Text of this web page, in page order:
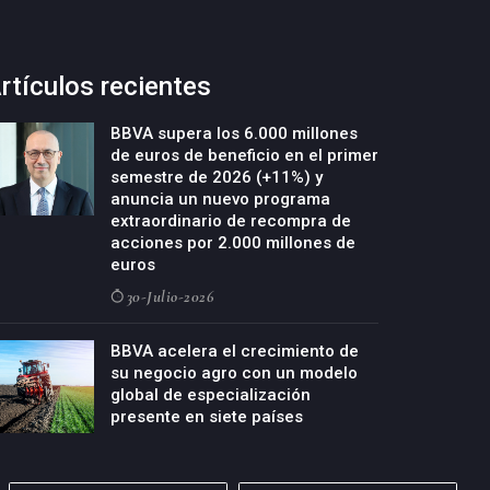
recientes
BBVA supera los 6.000 millones
de euros de beneficio en el primer
semestre de 2026 (+11%) y
anuncia un nuevo programa
extraordinario de recompra de
acciones por 2.000 millones de
euros
30-Julio-2026
BBVA acelera el crecimiento de
su negocio agro con un modelo
global de especialización
presente en siete países